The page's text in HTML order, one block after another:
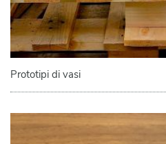
Prototipi di vasi